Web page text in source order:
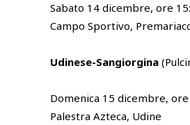
Sabato 14 dicembre, ore
Campo Sportivo,
Udinese-Sangiorgina
Domenica 15 dicembre, ore
Palestra Azteca, Udine